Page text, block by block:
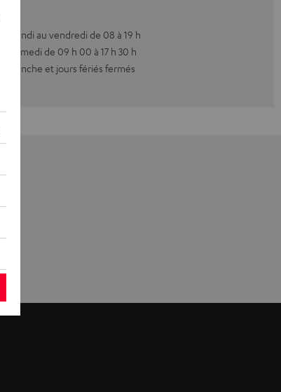
Du lundi au vendredi de 08 à 19 h
Le samedi de 09 h 00 à 17 h 30 h
Dimanche et jours fériés fermés